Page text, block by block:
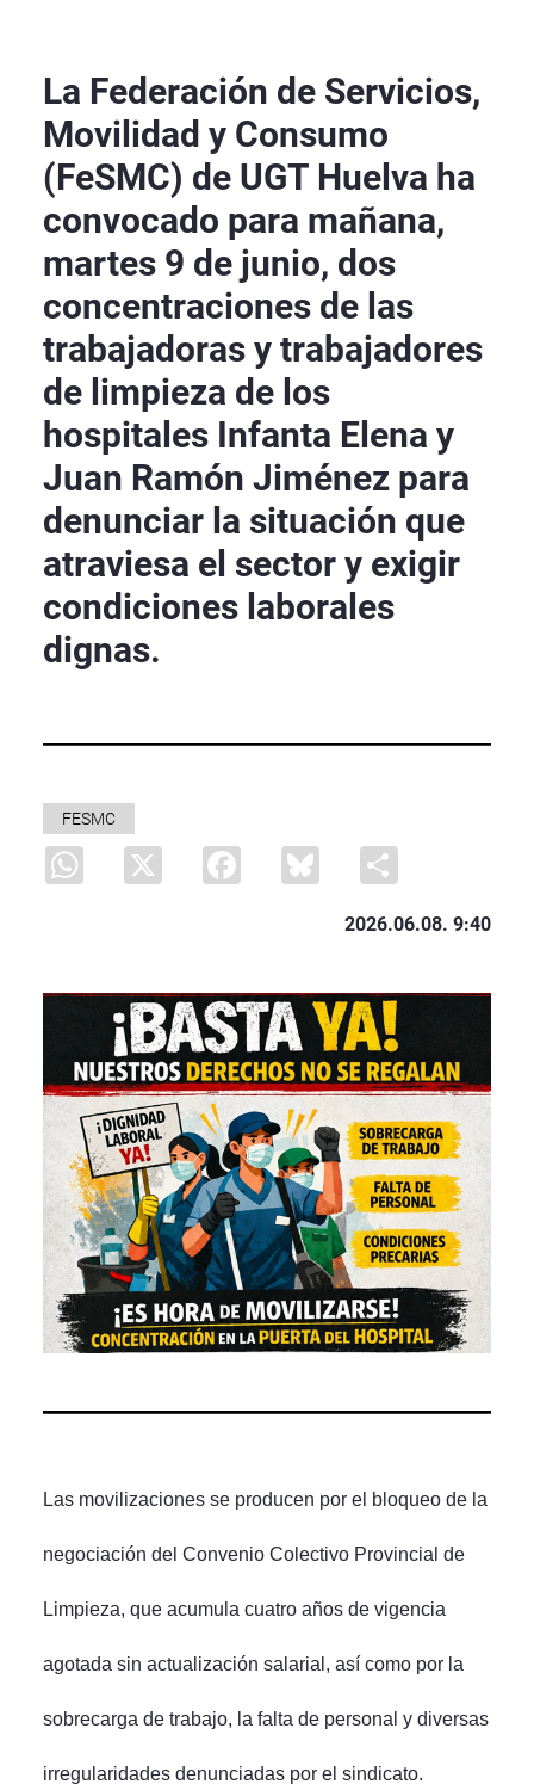
La Federación de Servicios,
Movilidad y Consumo
(FeSMC) de UGT Huelva ha
convocado para mañana,
martes 9 de junio, dos
concentraciones de las
trabajadoras y trabajadores
de limpieza de los
hospitales Infanta Elena y
Juan Ramón Jiménez para
denunciar la situación que
atraviesa el sector y exigir
condiciones laborales
dignas.
FESMC
WhatsApp
X Facebook Bluesky
2026.06.08. 9:40
Las movilizaciones se producen por el bloqueo de la
negociación del Convenio Colectivo Provincial de
Limpieza, que acumula cuatro años de vigencia
agotada sin actualización salarial, así como por la
sobrecarga de trabajo, la falta de personal y diversas
irregularidades denunciadas por el sindicato.